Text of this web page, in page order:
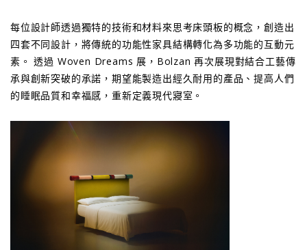
每位設計師透過獨特的技術和材料來思考床頭板的概念，創造出
四套不同設計，將傳統的功能性家具結構轉化為多功能的互動元
素。 透過 Woven Dreams 展，Bolzan 再次展現對結合工藝傳
承與創新突破的承諾，期望能製造出經久耐用的產品、提高人們
的睡眠品質和幸福感，重新定義現代寢室。